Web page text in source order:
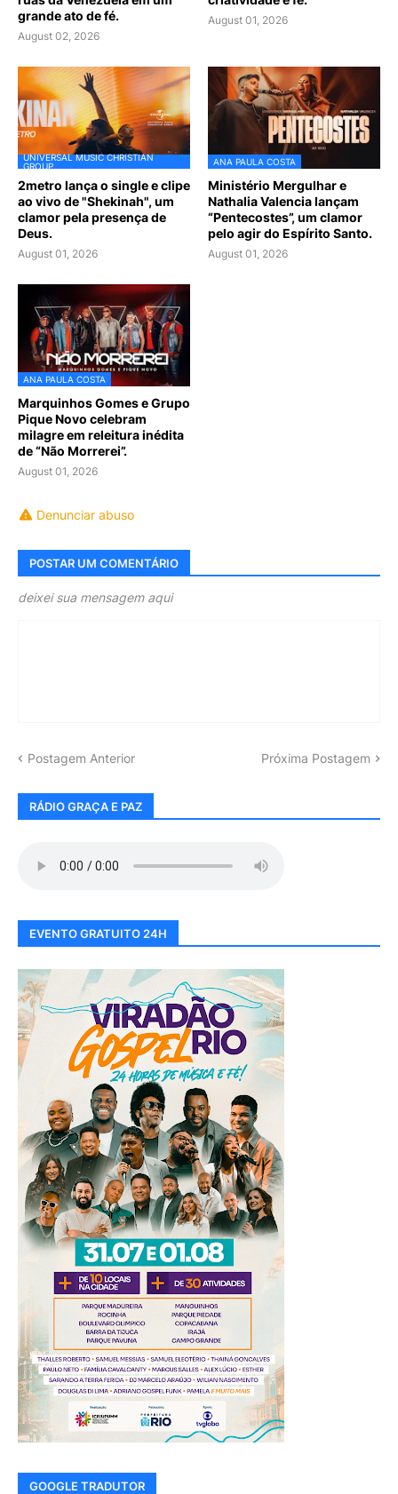
grande ato de fé.
August 02, 2026
August 01, 2026
UNIVERSAL MUSIC CHRISTIAN
GROUP
2metro lança o single e clipe
ao vivo de "Shekinah", um
clamor pela presença de
Deus.
August 01, 2026
ANA PAULA COSTA
Ministério Mergulhar e
Nathalia Valencia lançam
“Pentecostes”, um clamor
pelo agir do Espírito Santo.
August 01, 2026
ANA PAULA COSTA
Marquinhos Gomes e Grupo
Pique Novo celebram
milagre em releitura inédita
de “Não Morrerei”.
August 01, 2026
Denunciar abuso
POSTAR UM COMENTÁRIO
deixei sua mensagem aqui
Postagem Anterior Próxima Postagem
RÁDIO GRAÇA E PAZ
EVENTO GRATUITO 24H
GOOGLE TRADUTOR